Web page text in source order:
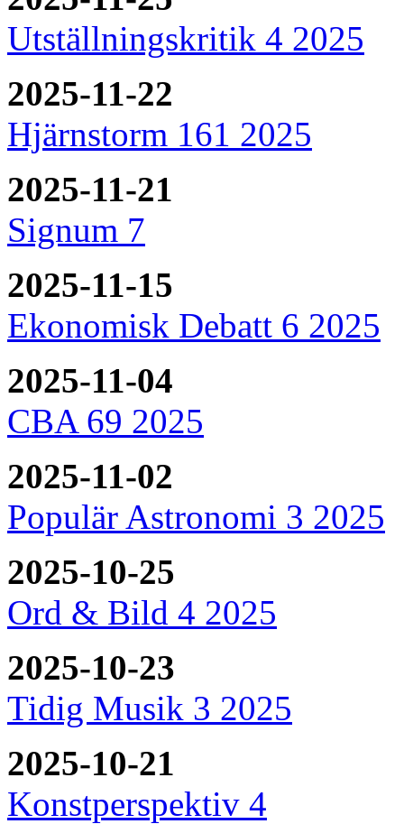
Utställningskritik 4 2025
2025-11-22
Hjärnstorm 161 2025
2025-11-21
Signum 7
2025-11-15
Ekonomisk Debatt 6 2025
2025-11-04
CBA 69 2025
2025-11-02
Populär Astronomi 3 2025
2025-10-25
Ord & Bild 4 2025
2025-10-23
Tidig Musik 3 2025
2025-10-21
Konstperspektiv 4